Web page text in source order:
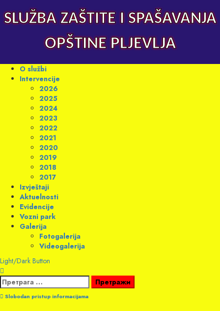
to
content
SLUŽBA ZAŠTITE I SPAŠAVANJA
OPŠTINE PLJEVLJA
Primary
Menu
O službi
Intervencije
2026
2025
2024
2023
2022
2021
2020
2019
2018
2017
Izvještaji
Aktuelnosti
Evidencije
Vozni park
Galerija
Fotogalerija
Videogalerija
Light/Dark Button
Претрага
за:
Slobodan pristup informacijama